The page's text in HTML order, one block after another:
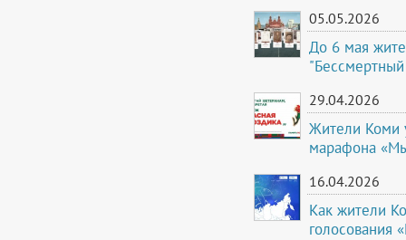
05.05.2026
До 6 мая
29.04.2026
Жители Коми
марафона
16.04.2026
Как жители
голосования